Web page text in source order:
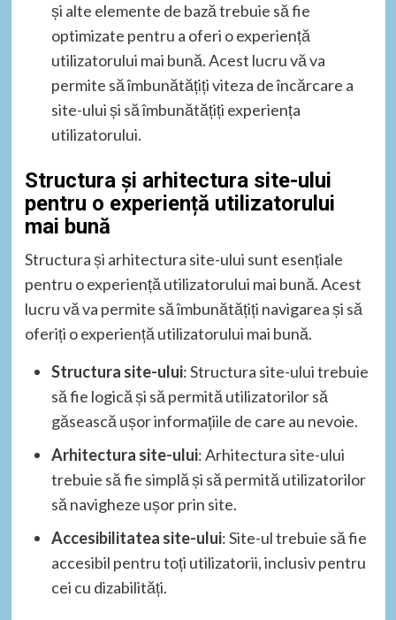
și alte elemente de bază trebuie să fie
optimizate pentru a oferi o experiență
utilizatorului mai bună. Acest lucru vă va
permite să îmbunătățiți viteza de încărcare a
site-ului și să îmbunătățiți experiența
utilizatorului.
Structura și arhitectura site-ului
pentru o experiență utilizatorului
mai bună
Structura și arhitectura site-ului sunt esențiale
pentru o experiență utilizatorului mai bună. Acest
lucru vă va permite să îmbunătățiți navigarea și să
oferiți o experiență utilizatorului mai bună.
Structura site-ului: Structura site-ului trebuie
să fie logică și să permită utilizatorilor să
găsească ușor informațiile de care au nevoie.
Arhitectura site-ului: Arhitectura site-ului
trebuie să fie simplă și să permită utilizatorilor
să navigheze ușor prin site.
Accesibilitatea site-ului: Site-ul trebuie să fie
accesibil pentru toți utilizatorii, inclusiv pentru
cei cu dizabilități.